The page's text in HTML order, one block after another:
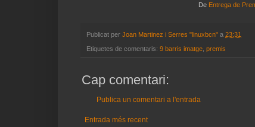
De Entrega de
Publicat per Joan Martinez i Serres "linuxbcn" a 23:31
Etiquetes de comentaris: 9 barris imatge premis
Cap comentari:
Publica un comentari a l'entrada
Entrada més recent